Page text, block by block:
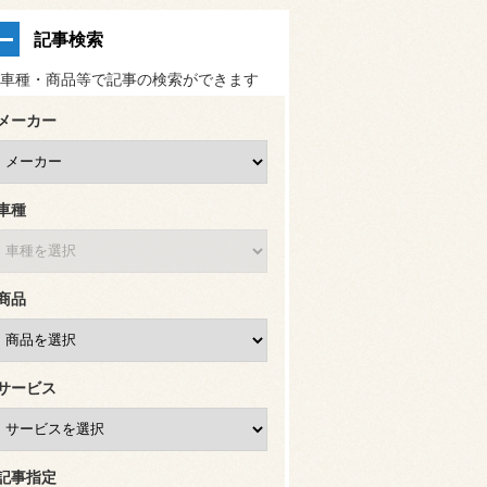
記事検索
種・商品等で記事の検索ができます
ーカー
種
品
ービス
事指定